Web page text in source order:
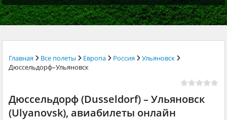
Главная Все полеты Европа Россия
Ульяновск
Дюссельдорф–Ульяновск
Дюссельдорф (Dusseldorf) – Ульяновск
(Ulyanovsk), авиабилеты онлайн